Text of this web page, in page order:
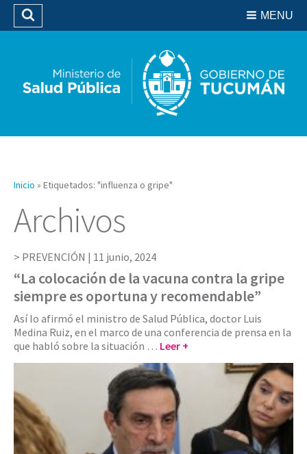
Biblioteca
MENU
Buscar
Inicio » Etiquetados: "influenza o gripe"
Archivos
PREVENCIÓN | 11 junio, 2024
“La colocación de la vacuna contra la gripe
siempre es oportuna y recomendable”
Así lo afirmó el ministro de Salud Pública, doctor Luis
Medina Ruiz, en el marco de una conferencia de prensa en la
que habló sobre la situación … Leer +